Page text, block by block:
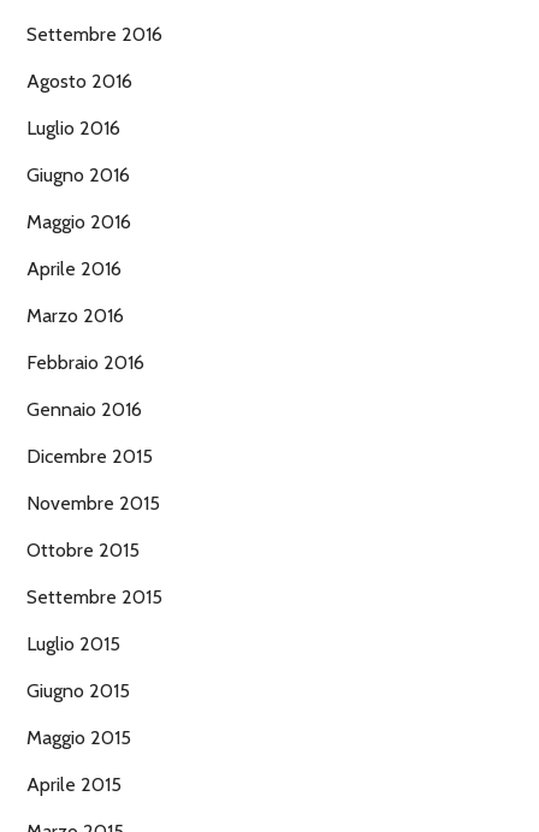
Settembre 2016
Agosto 2016
Luglio 2016
Giugno 2016
Maggio 2016
Aprile 2016
Marzo 2016
Febbraio 2016
Gennaio 2016
Dicembre 2015
Novembre 2015
Ottobre 2015
Settembre 2015
Luglio 2015
Giugno 2015
Maggio 2015
Aprile 2015